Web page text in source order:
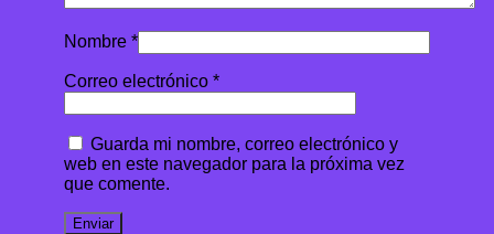
Nombre *
Correo electrónico *
Guarda mi nombre, correo electrónico y
web en este navegador para la próxima vez
que comente.